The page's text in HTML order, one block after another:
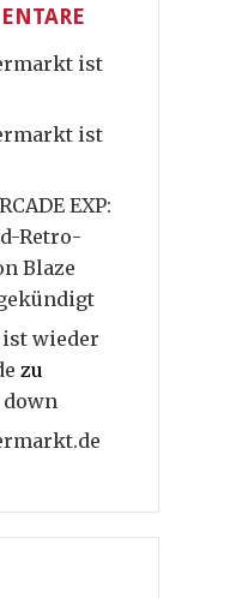
ist
ist
EXP:
Retro-
Blaze
wieder
zu